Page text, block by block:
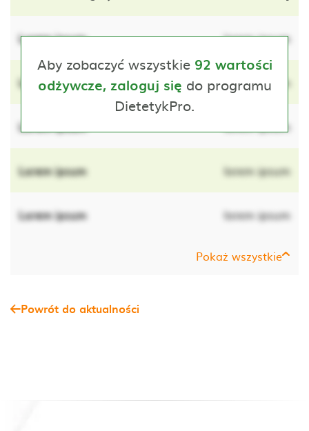
Lorem ipsum lorem ipsum
Lorem ipsum lorem ipsum
Lorem ipsum lorem ipsum
Lorem ipsum lorem ipsum
Lorem ipsum lorem ipsum
Pokaż wszystkie
Aby zobaczyć wszystkie 92 wartości
odżywcze, zaloguj się do programu
DietetykPro.
Powrót do aktualności